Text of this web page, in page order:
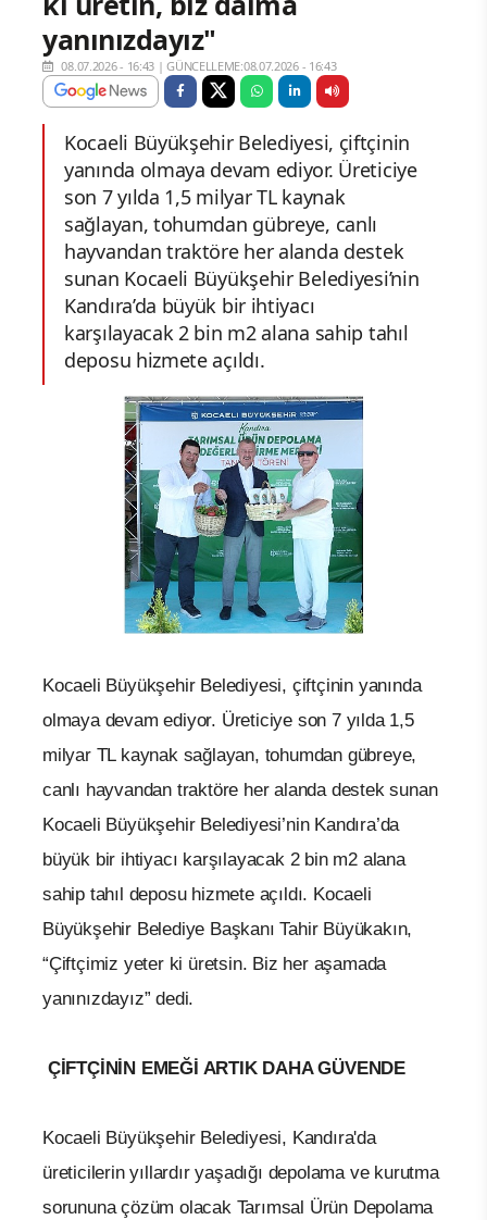
yanınızdayız"
08.07.2026 - 16:43 |GÜNCELLEME:08.07.2026 - 16:43
Kocaeli Büyükşehir Belediyesi, çiftçinin
yanında olmaya devam ediyor. Üreticiye
son 7 yılda 1,5 milyar TL kaynak
sağlayan, tohumdan gübreye, canlı
hayvandan traktöre her alanda destek
sunan Kocaeli Büyükşehir Belediyesi’nin
Kandıra’da büyük bir ihtiyacı
karşılayacak 2 bin m2 alana sahip tahıl
deposu hizmete açıldı.
Kocaeli Büyükşehir Belediyesi, çiftçinin yanında
olmaya devam ediyor. Üreticiye son 7 yılda 1,5
milyar TL kaynak sağlayan, tohumdan gübreye,
canlı hayvandan traktöre her alanda destek sunan
Kocaeli Büyükşehir Belediyesi’nin Kandıra’da
büyük bir ihtiyacı karşılayacak 2 bin m2 alana
sahip tahıl deposu hizmete açıldı. Kocaeli
Büyükşehir Belediye Başkanı Tahir Büyükakın,
“Çiftçimiz yeter ki üretsin. Biz her aşamada
yanınızdayız” dedi.
ÇİFTÇİNİN EMEĞİ ARTIK DAHA GÜVENDE
Kocaeli Büyükşehir Belediyesi, Kandıra'da
üreticilerin yıllardır yaşadığı depolama ve kurutma
sorununa çözüm olacak Tarımsal Ürün Depolama